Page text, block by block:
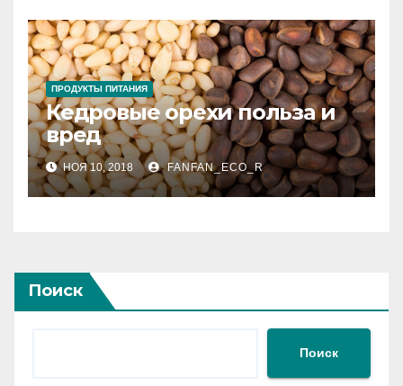
ПРОДУКТЫ ПИТАНИЯ
Кедровые орехи польза и
вред
НОЯ 10, 2018 FANFAN_ECO_R
Поиск
Поиск